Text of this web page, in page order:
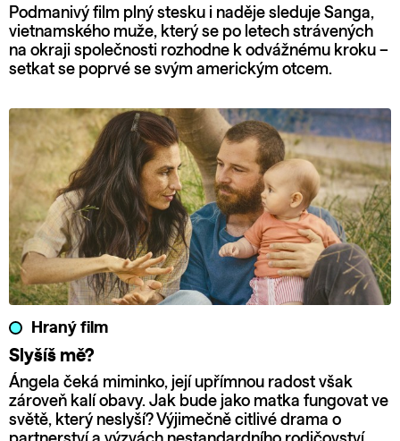
Podmanivý film plný stesku i naděje sleduje Sanga,
vietnamského muže, který se po letech strávených
na okraji společnosti rozhodne k odvážnému kroku –
setkat se poprvé se svým americkým otcem.
Hraný film
Slyšíš mě?
Ángela čeká miminko, její upřímnou radost však
zároveň kalí obavy. Jak bude jako matka fungovat ve
světě, který neslyší? Výjimečně citlivé drama o